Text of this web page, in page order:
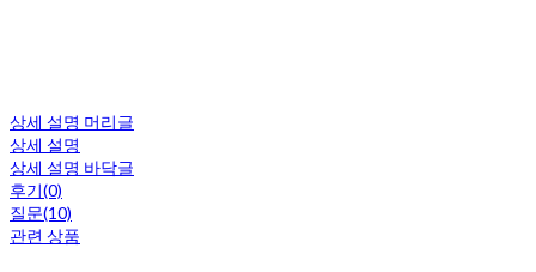
상세 설명 머리글
상세 설명
상세 설명 바닥글
후기(0)
질문(10)
관련 상품